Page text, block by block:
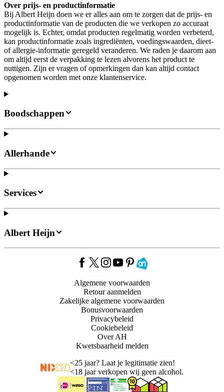
Over prijs- en productinformatie
Bij Albert Heijn doen we er alles aan om te zorgen dat de prijs- en
productinformatie van de producten die we verkopen zo accuraat
mogelijk is. Echter, omdat producten regelmatig worden verbeterd,
kan productinformatie zoals ingrediënten, voedingswaarden, dieet-
of allergie-informatie geregeld veranderen. We raden je daarom aan
om altijd eerst de verpakking te lezen alvorens het product te
nuttigen. Zijn er vragen of opmerkingen dan kan altijd contact
opgenomen worden met onze klantenservice.
Boodschappen
Allerhande
Services
Albert Heijn
Algemene voorwaarden
Retour aanmelden
Zakelijke algemene voorwaarden
Bonusvoorwaarden
Privacybeleid
Cookiebeleid
Over AH
Kwetsbaarheid melden
<25 jaar? Laat je legitimatie zien!
<18 jaar verkopen wij geen alcohol.